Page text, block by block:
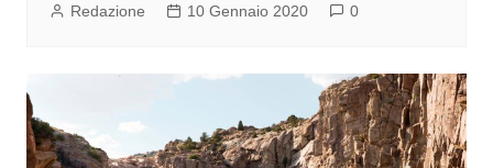
Redazione 10 Gennaio 2020 0